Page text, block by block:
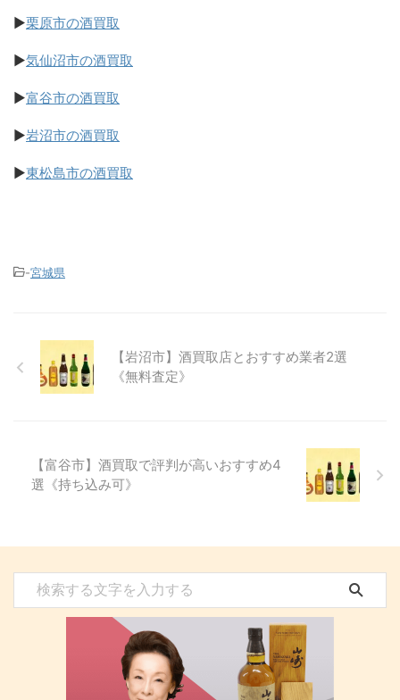
▶栗原市の酒買取
▶気仙沼市の酒買取
▶富谷市の酒買取
▶岩沼市の酒買取
▶東松島市の酒買取
-宮城県
【岩沼市】酒買取店とおすすめ業者2選
《無料査定》
【富谷市】酒買取で評判が高いおすすめ4
選《持ち込み可》